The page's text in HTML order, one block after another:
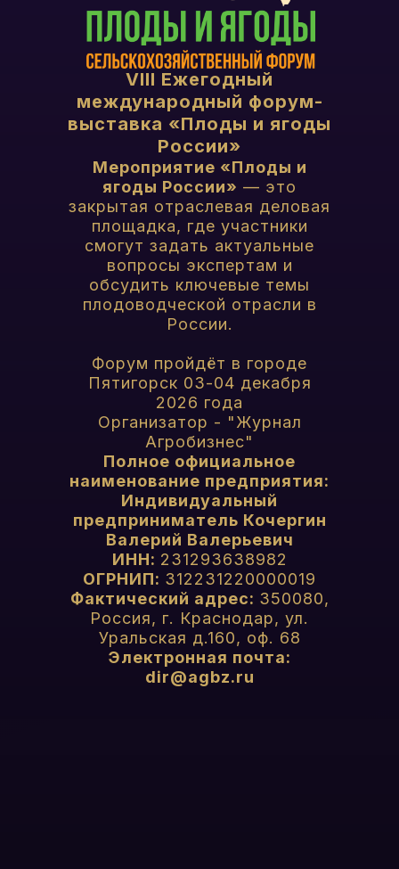
VIII Ежегодный
международный форум-
выставка «Плоды и ягоды
России»
Мероприятие «Плоды и
ягоды России» — это
закрытая отраслевая деловая
площадка, где участники
смогут задать актуальные
вопросы экспертам и
обсудить ключевые темы
плодоводческой отрасли в
России.
Форум пройдёт в городе
Пятигорск 03-04 декабря
2026 года
Организатор - "Журнал
Агробизнес"
Полное официальное
наименование предприятия:
Индивидуальный
предприниматель Кочергин
Валерий Валерьевич
ИНН: 231293638982
ОГРНИП: 312231220000019
Фактический адрес: 350080,
Россия, г. Краснодар, ул.
Уральская д.160, оф. 68
Электронная почта:
dir@agbz.ru